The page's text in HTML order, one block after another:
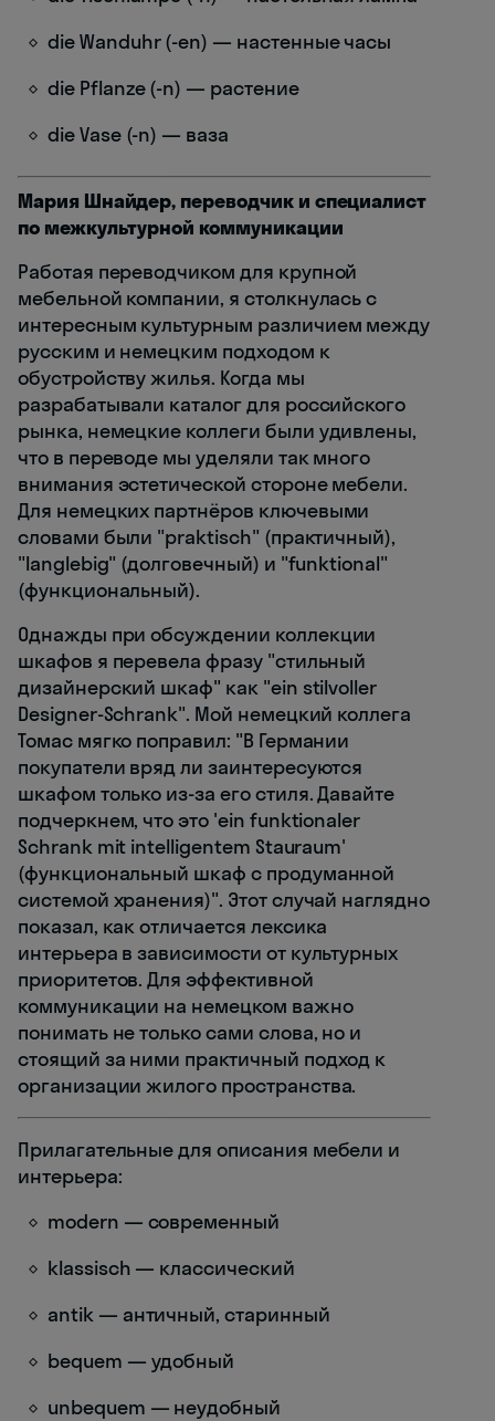
die Wanduhr (-en) — настенные часы
die Pflanze (-n) — растение
die Vase (-n) — ваза
Мария Шнайдер, переводчик и специалист
по межкультурной коммуникации
Работая переводчиком для крупной
мебельной компании, я столкнулась с
интересным культурным различием между
русским и немецким подходом к
обустройству жилья. Когда мы
разрабатывали каталог для российского
рынка, немецкие коллеги были удивлены,
что в переводе мы уделяли так много
внимания эстетической стороне мебели.
Для немецких партнёров ключевыми
словами были "praktisch" (практичный),
"langlebig" (долговечный) и "funktional"
(функциональный).
Однажды при обсуждении коллекции
шкафов я перевела фразу "стильный
дизайнерский шкаф" как "ein stilvoller
Designer-Schrank". Мой немецкий коллега
Томас мягко поправил: "В Германии
покупатели вряд ли заинтересуются
шкафом только из-за его стиля. Давайте
подчеркнем, что это 'ein funktionaler
Schrank mit intelligentem Stauraum'
(функциональный шкаф с продуманной
системой хранения)". Этот случай наглядно
показал, как отличается лексика
интерьера в зависимости от культурных
приоритетов. Для эффективной
коммуникации на немецком важно
понимать не только сами слова, но и
стоящий за ними практичный подход к
организации жилого пространства.
Прилагательные для описания мебели и
интерьера:
modern — современный
klassisch — классический
antik — античный, старинный
bequem — удобный
unbequem — неудобный